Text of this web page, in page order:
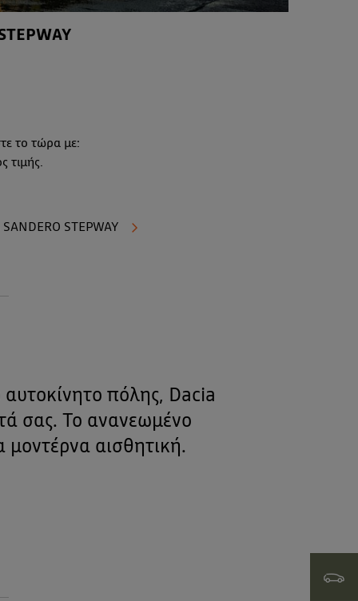
Γκάμα
το τώρα με:
τιμής.
STEPWAY
πόλης, Dacia
σας. Το ανανεωμένο
αισθητική.